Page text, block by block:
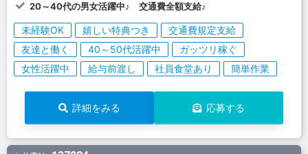
20～40代の男女活躍中♪ 交通費全額支給♪
未経験OK 嬉しい特典つき
交通費規定支給
友達と働く
40～50代活躍中
ガッツリ稼ぐ
女性活躍中
給与前渡し 社員食堂あり 簡単作業
詳細をみる 応募する